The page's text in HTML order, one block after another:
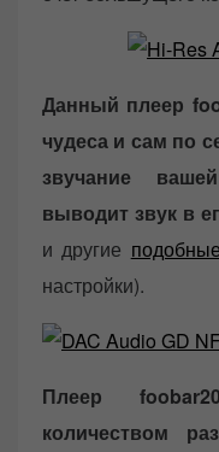
Данный плеер
чудеса и сам по
звучание
выводит звук в
и другие
настройки).
Плеер
количеством